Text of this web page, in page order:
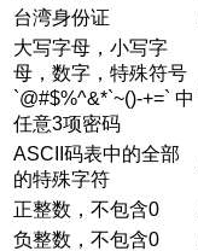
台湾身份证
大写字母，小写字
母，数字，特殊符号
`@#$%^&*`~()-+=` 中
任意3项密码
ASCII码表中的全部
的特殊字符
正整数，不包含0
负整数，不包含0